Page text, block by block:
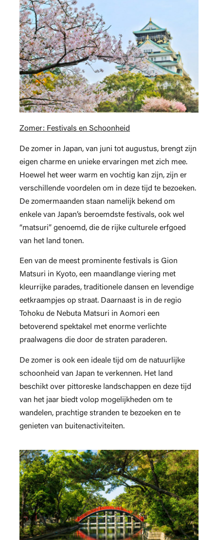
Zomer: Festivals en Schoonheid
De zomer in Japan, van juni tot augustus, brengt zijn
eigen charme en unieke ervaringen met zich mee.
Hoewel het weer warm en vochtig kan zijn, zijn er
verschillende voordelen om in deze tijd te bezoeken.
De zomermaanden staan namelijk bekend om
enkele van Japan’s beroemdste festivals, ook wel
“matsuri” genoemd, die de rijke culturele erfgoed
van het land tonen.
Een van de meest prominente festivals is Gion
Matsuri in Kyoto, een maandlange viering met
kleurrijke parades, traditionele dansen en levendige
eetkraampjes op straat. Daarnaast is in de regio
Tohoku de Nebuta Matsuri in Aomori een
betoverend spektakel met enorme verlichte
praalwagens die door de straten paraderen.
De zomer is ook een ideale tijd om de natuurlijke
schoonheid van Japan te verkennen. Het land
beschikt over pittoreske landschappen en deze tijd
van het jaar biedt volop mogelijkheden om te
wandelen, prachtige stranden te bezoeken en te
genieten van buitenactiviteiten.